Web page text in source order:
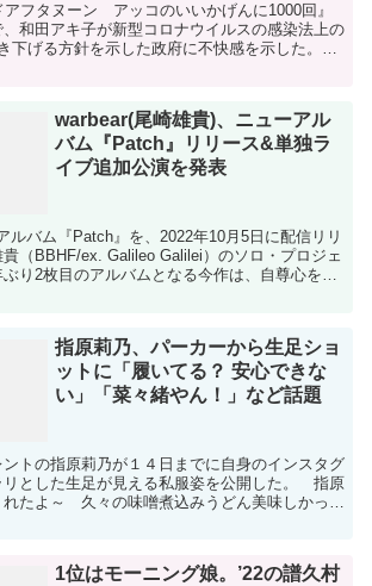
フタヌーン アッコのいいかげんに1000回』
、和田アキ子が新型コロナウイルスの感染法上の
下げる方針を示した政府に不快感を示した。■
warbear(尾崎雄貴)、ニューアル
バム『Patch』リリース&単独ラ
イブ追加公演を発表
ルバム『Patch』を、2022年10月5日に配信リリ
（BBHF/ex. Galileo Galilei）のソロ・プロジェ
り2枚目のアルバムとなる今作は、自尊心を失
指原莉乃、パーカーから生足ショ
ットに「履いてる？ 安心できな
い」「菜々緒やん！」など話題
トの指原莉乃が１４日までに自身のインスタグ
リとした生足が見える私服姿を公開した。 指原
れたよ～ 久々の味噌煮込みうどん美味しかっ
1位はモーニング娘。’22の譜久村